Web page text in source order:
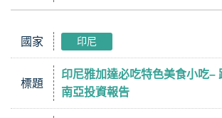
國家 印尼
標題
印尼雅加達必吃特色美食小吃–
南亞投資報告